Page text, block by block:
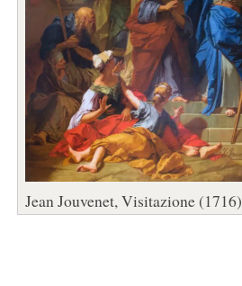
Jean Jouvenet, Visitazione (1716)